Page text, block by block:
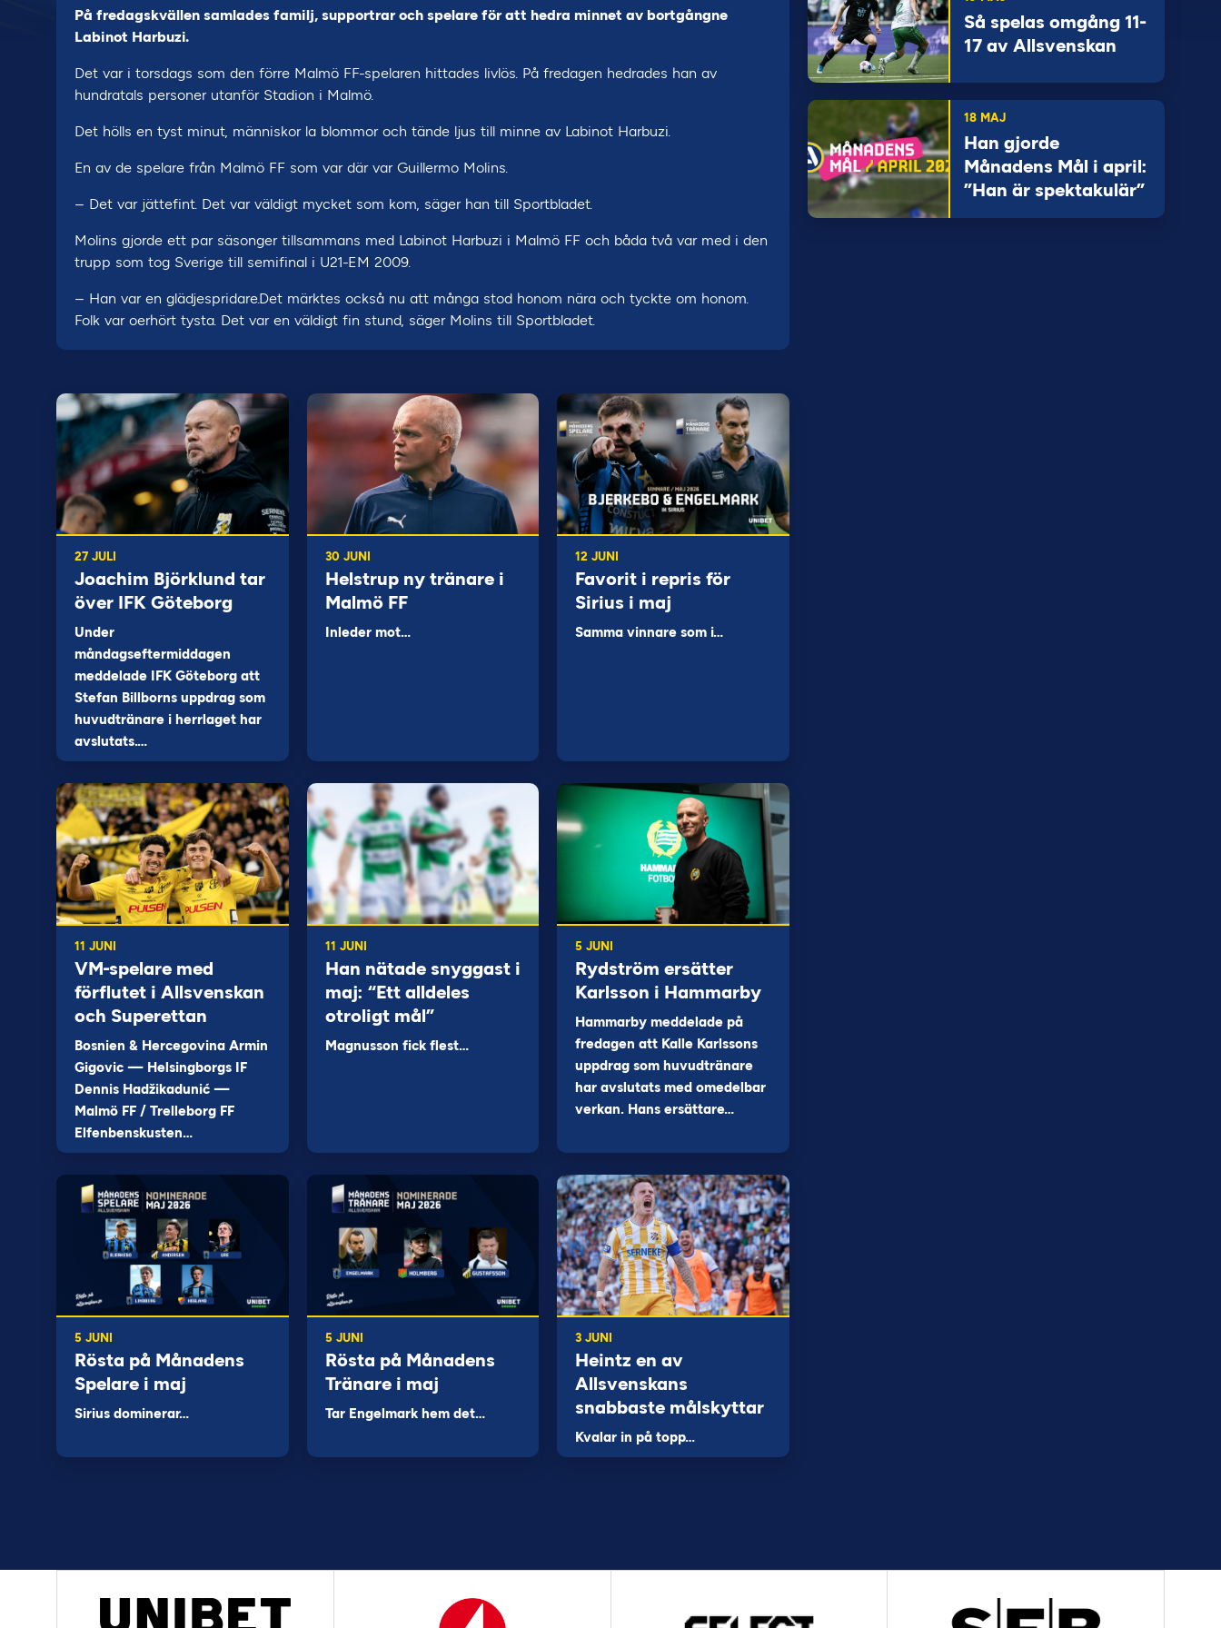
På fredagskvällen samlades familj, supportrar och spelare för att hedra minnet av bortgångne
Labinot Harbuzi.
Det var i torsdags som den förre Malmö FF-spelaren hittades livlös. På fredagen hedrades han av
hundratals personer utanför Stadion i Malmö.
Det hölls en tyst minut, människor la blommor och tände ljus till minne av Labinot Harbuzi.
En av de spelare från Malmö FF som var där var Guillermo Molins.
– Det var jättefint. Det var väldigt mycket som kom, säger han till Sportbladet.
Molins gjorde ett par säsonger tillsammans med Labinot Harbuzi i Malmö FF och båda två var med i den
trupp som tog Sverige till semifinal i U21-EM 2009.
– Han var en glädjespridare.Det märktes också nu att många stod honom nära och tyckte om honom.
Folk var oerhört tysta. Det var en väldigt fin stund, säger Molins till Sportbladet.
27 JULI
Joachim Björklund tar
över IFK Göteborg
Under
måndagseftermiddagen
meddelade IFK Göteborg att
Stefan Billborns uppdrag som
huvudtränare i herrlaget har
avslutats.…
30 JUNI
Helstrup ny tränare i
Malmö FF
Inleder mot…
12 JUNI
Favorit i repris för
Sirius i maj
Samma vinnare som i…
11 JUNI
VM-spelare med
förflutet i Allsvenskan
och Superettan
Bosnien & Hercegovina Armin
Gigovic — Helsingborgs IF
Dennis Hadžikadunić —
Malmö FF / Trelleborg FF
Elfenbenskusten…
11 JUNI
Han nätade snyggast i
maj: “Ett alldeles
otroligt mål”
Magnusson fick flest…
5 JUNI
Rydström ersätter
Karlsson i Hammarby
Hammarby meddelade på
fredagen att Kalle Karlssons
uppdrag som huvudtränare
har avslutats med omedelbar
verkan. Hans ersättare…
5 JUNI
Rösta på Månadens
Spelare i maj
Sirius dominerar…
5 JUNI
Rösta på Månadens
Tränare i maj
Tar Engelmark hem det…
3 JUNI
Heintz en av
Allsvenskans
snabbaste målskyttar
Kvalar in på topp…
Så spelas omgång 11-
17 av Allsvenskan
18 MAJ
Han gjorde
Månadens Mål i april:
”Han är spektakulär”